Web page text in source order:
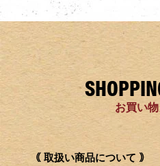
お買い
｟ 取扱い商品について ｠